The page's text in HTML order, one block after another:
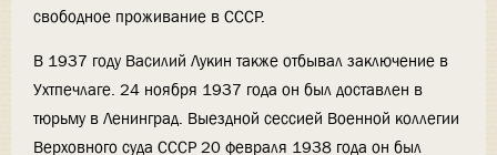
свободное проживание в СССР.
В 1937 году Василий Лукин также отбывал заключение в
Ухтпечлаге. 24 ноября 1937 года он был доставлен в
тюрьму в Ленинград. Выездной сессией Военной коллегии
Верховного суда СССР 20 февраля 1938 года он был